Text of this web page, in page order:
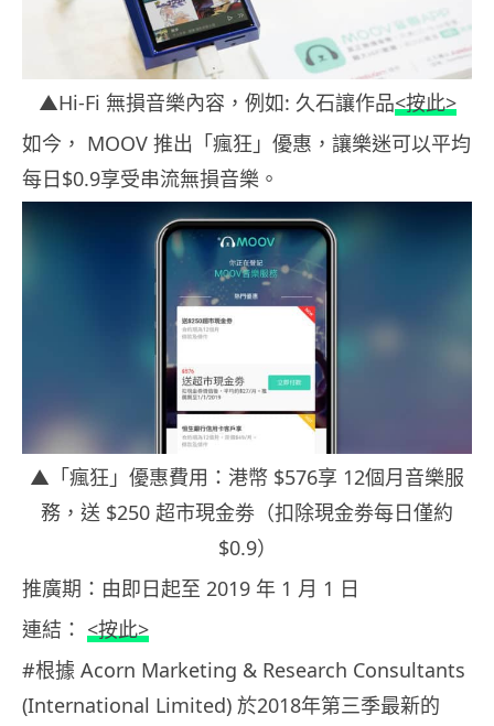
▲Hi-Fi 無損音樂內容，例如: 久石讓作品<按此>
如今， MOOV 推出「瘋狂」優惠，讓樂迷可以平均
每日$0.9享受串流無損音樂。
▲「瘋狂」優惠費用：港幣 $576享 12個月音樂服
務，送 $250 超市現金劵（扣除現金劵每日僅約
$0.9）
推廣期：由即日起至 2019 年 1 月 1 日
連結： <按此>
#根據 Acorn Marketing & Research Consultants
(International Limited) 於2018年第三季最新的